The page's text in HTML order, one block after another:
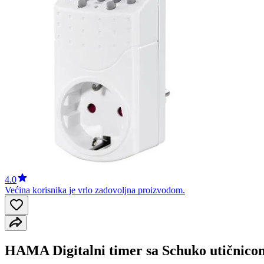
4.0
Većina korisnika je vrlo zadovoljna proizvodom.
HAMA Digitalni timer sa Schuko